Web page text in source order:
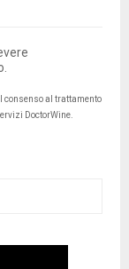
consenso al trattamento
DoctorWine.